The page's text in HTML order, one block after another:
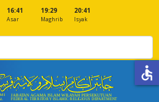
16:41
Asar
19:29
Maghrib
20:41
Isyak
accessible